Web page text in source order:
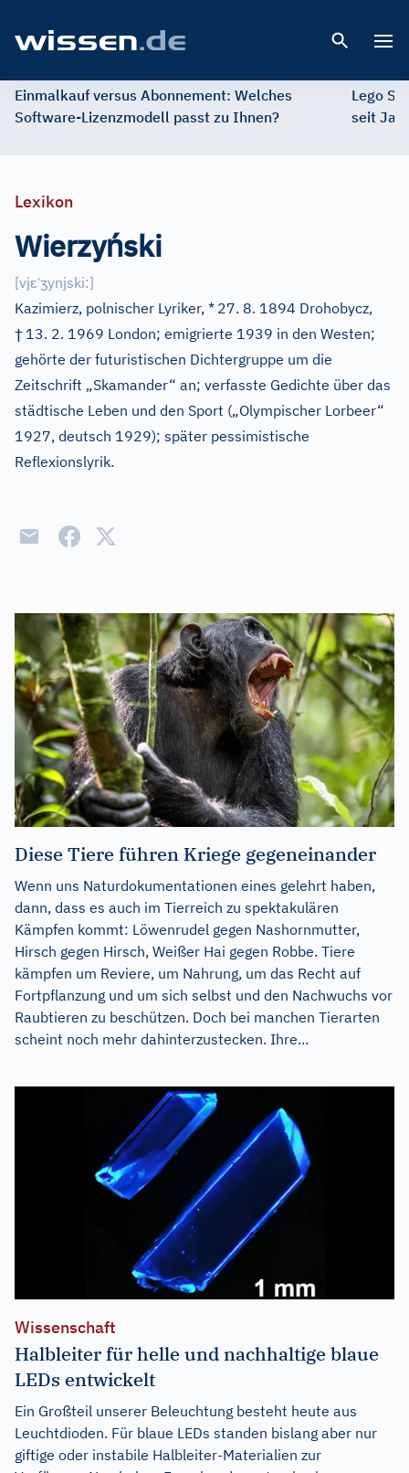
Einmalkauf versus Abonnement: Welches
Software-Lizenzmodell passt zu Ihnen?
Lego
seit
Lexikon
Wierzyński
[vjɛˈʒynjski:]
Kazimierz, polnischer Lyriker, * 27. 8. 1894 Drohobycz,
† 13. 2. 1969 London; emigrierte 1939 in den Westen;
gehörte der futuristischen Dichtergruppe um die
Zeitschrift „Skamander“ an; verfasste Gedichte über das
städtische Leben und den Sport („Olympischer Lorbeer“
1927, deutsch 1929); später pessimistische
Reflexionslyrik.
Diese Tiere führen Kriege gegeneinander
Wenn uns Naturdokumentationen eines gelehrt haben,
dann, dass es auch im Tierreich zu spektakulären
Kämpfen kommt: Löwenrudel gegen Nashornmutter,
Hirsch gegen Hirsch, Weißer Hai gegen Robbe. Tiere
kämpfen um Reviere, um Nahrung, um das Recht auf
Fortpflanzung und um sich selbst und den Nachwuchs vor
Raubtieren zu beschützen. Doch bei manchen Tierarten
scheint noch mehr dahinterzustecken. Ihre...
Wissenschaft
Halbleiter für helle und nachhaltige blaue
LEDs entwickelt
Ein Großteil unserer Beleuchtung besteht heute aus
Leuchtdioden. Für blaue LEDs standen bislang aber nur
giftige oder instabile Halbleiter-Materialien zur